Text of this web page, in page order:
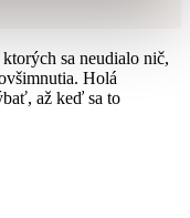
sa neudialo nič,
Holá
až keď sa to